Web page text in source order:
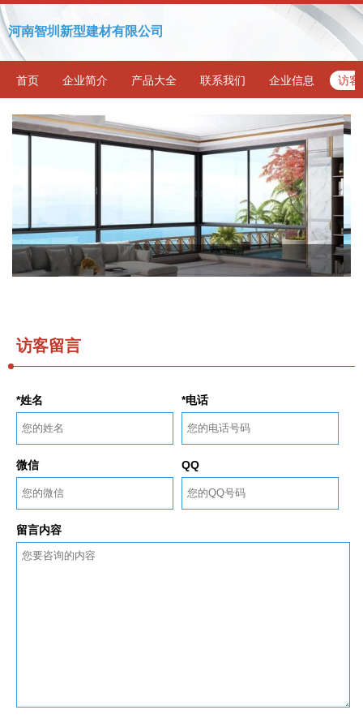
河南智圳新型建材有限公司
首页 企业简介 产品大全 联系我们 企业信息 访客
访客留言
*姓名 *电话
微信 QQ
留言内容